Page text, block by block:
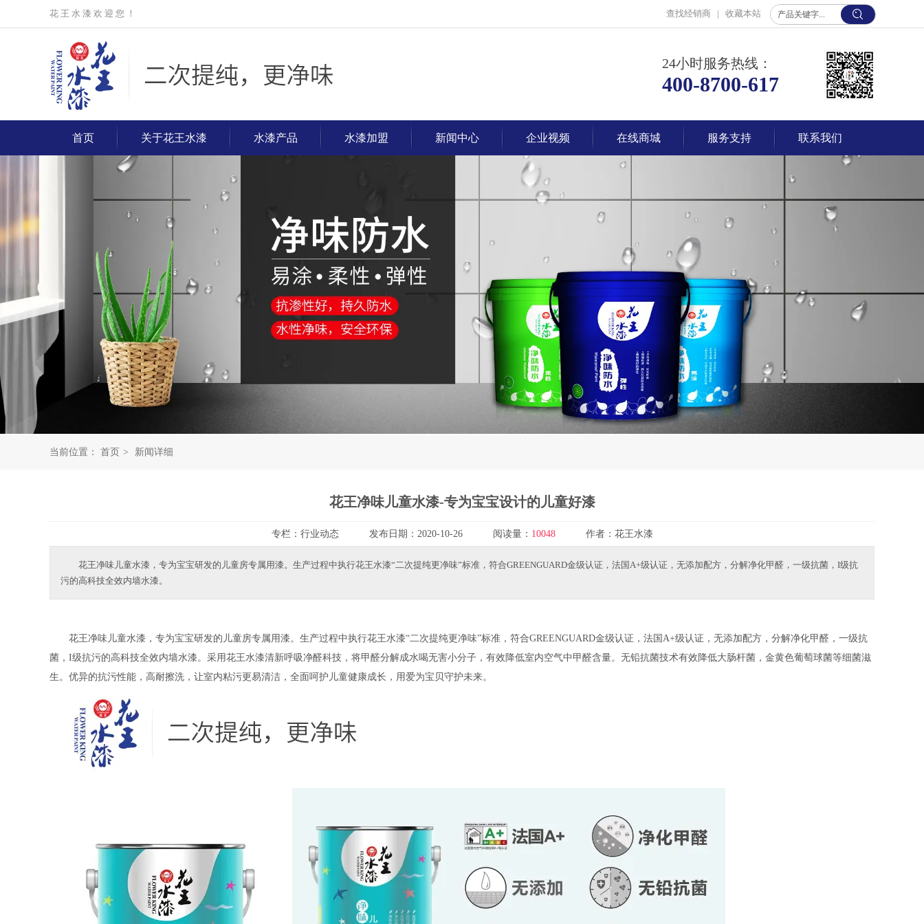
24小时服务热线：
400-8700-617
花 王 水 漆 欢 迎 您 ！ 查找经销商 | 收藏本站
首页 关于花王水漆 水漆产品 水漆加盟 新闻中心 企业视频 在线商城 服务支持 联系我们
当前位置： 首页 > 新闻详细
花王净味儿童水漆-专为宝宝设计的儿童好漆
专栏： 行业动态 发布日期： 2020-10-26 阅读量： 10048 作者： 花王水漆
花王净味儿童水漆，专为宝宝研发的儿童房专属用漆。生产过程中执行花王水漆“二次提纯更净味”标准，符合GREENGUARD金级认证，法国A+级认证，无添加配方，分解净化甲醛，一级抗菌，I级抗
污的高科技全效内墙水漆。
花王净味儿童水漆，专为宝宝研发的儿童房专属用漆。生产过程中执行花王水漆“二次提纯更净味”标准，符合GREENGUARD金级认证，法国 A+级认证，无添加配方，分解净化甲醛，一级抗
菌， I级抗污的高科技全效内墙水漆。采用花王水漆清新呼吸净醛科技，将甲醛分解成水喝无害小分子，有效降低室内空气中甲醛含量。无铅抗菌技术有效降低大肠杆菌，金黄色葡萄球菌等细菌滋
生。优异的抗污性能，高耐擦洗，让室内粘污更易清洁，全面呵护儿童健康成长，用爱为宝贝守护未来。